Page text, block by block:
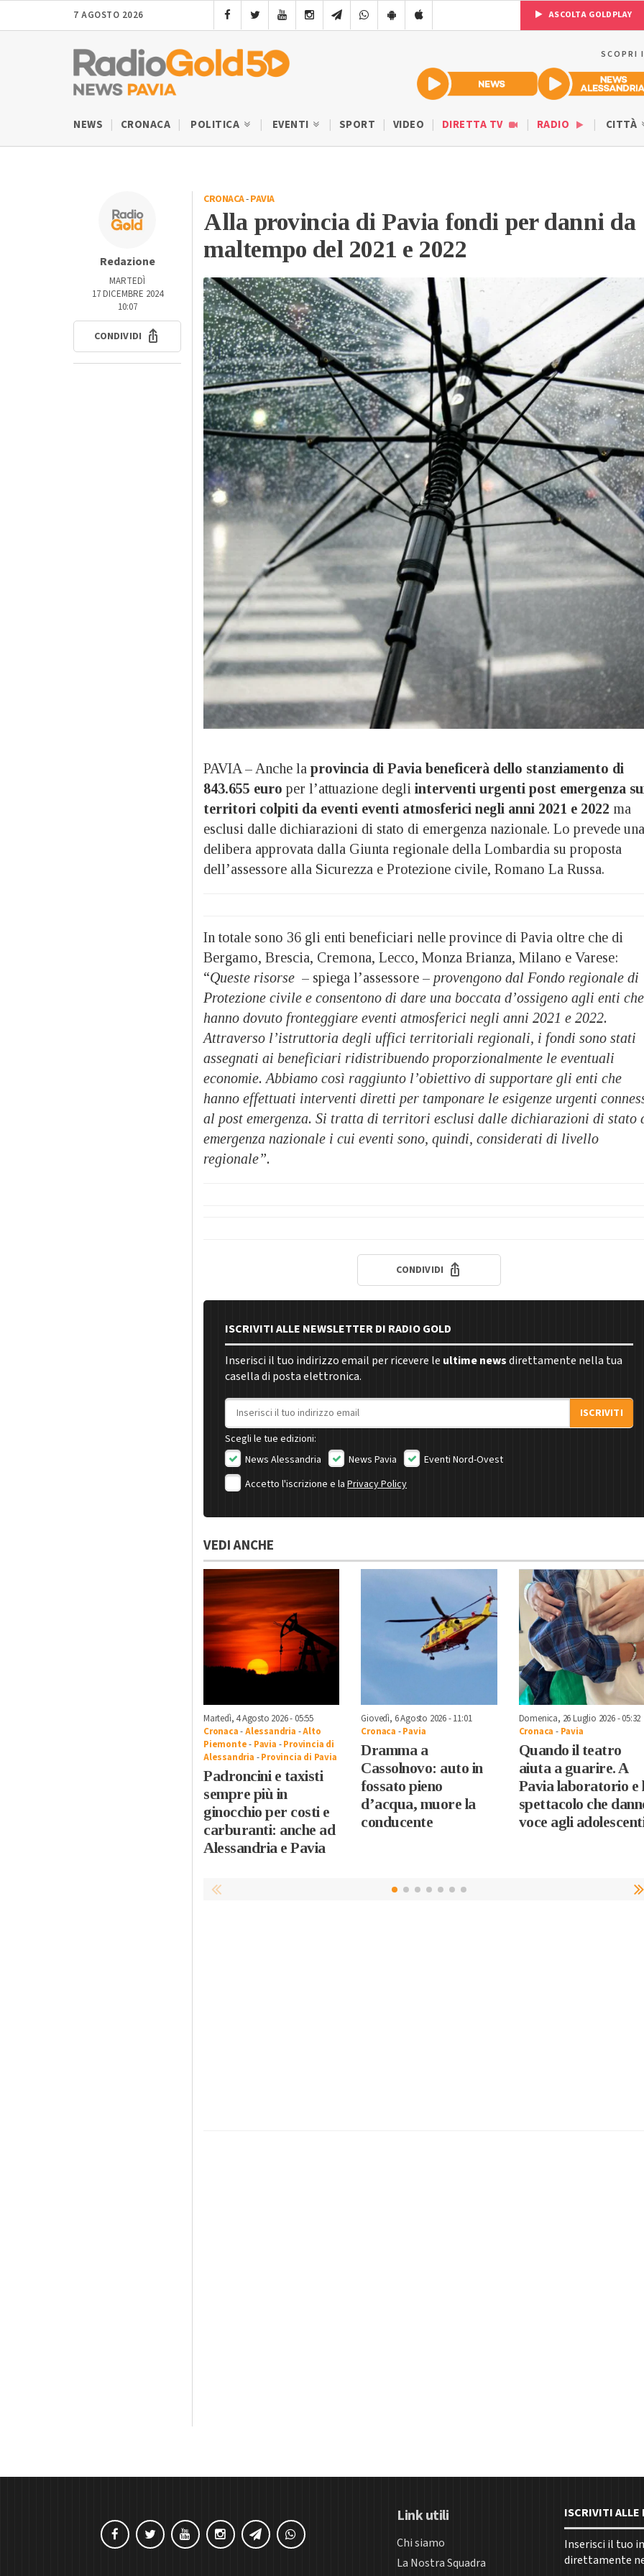
7 AGOSTO 2026 ASCOLTA GOLDPLAY
SCOPRI
NEWS CRONACA POLITICA EVENTI SPORT VIDEO DIRETTA TV RADIO CITTÀ
Redazione
MARTEDÌ
17 DICEMBRE 2024
10:07
CONDIVIDI
CRONACA-PAVIA
Alla provincia di Pavia fondi per danni da
maltempo del 2021 e 2022
PAVIA – Anche la provincia di Pavia beneficerà dello stanziamento di
843.655 euro per l’attuazione degli interventi urgenti post emergenza
territori colpiti da eventi eventi atmosferici negli anni 2021 e 2022 ma
esclusi dalle dichiarazioni di stato di emergenza nazionale. Lo prevede una
delibera approvata dalla Giunta regionale della Lombardia su proposta
dell’assessore alla Sicurezza e Protezione civile, Romano La Russa.
In totale sono 36 gli enti beneficiari nelle province di Pavia oltre che di
Bergamo, Brescia, Cremona, Lecco, Monza Brianza, Milano e Varese:
“Queste risorse – spiega l’assessore – provengono dal Fondo regionale di
Protezione civile e consentono di dare una boccata d’ossigeno agli enti che
hanno dovuto fronteggiare eventi atmosferici negli anni 2021 e 2022.
Attraverso l’istruttoria degli uffici territoriali regionali, i fondi sono stati
assegnati ai beneficiari ridistribuendo proporzionalmente le eventuali
economie. Abbiamo così raggiunto l’obiettivo di supportare gli enti che
hanno effettuati interventi diretti per tamponare le esigenze urgenti
al post emergenza. Si tratta di territori esclusi dalle dichiarazioni di stato
emergenza nazionale i cui eventi sono, quindi, considerati di livello
regionale”.
CONDIVIDI
ISCRIVITI ALLE NEWSLETTER DI RADIO GOLD
Inserisci il tuo indirizzo email per ricevere le ultime newsdirettamente nella tua
casella di posta elettronica.
Indirizzo email
ISCRIVITI
Scegli le tue edizioni:
News Alessandria
News Pavia
Eventi Nord-Ovest
Accetto l'iscrizione e la Privacy Policy
VEDI ANCHE
Martedì, 4 Agosto 2026 - 05:55
Cronaca-Alessandria -Alto
Piemonte- Pavia -Provincia di
Alessandria -Provincia di Pavia
Padroncini e taxisti
sempre più in
ginocchio per costi e
carburanti: anche ad
Alessandria e Pavia
Giovedì, 6 Agosto 2026 - 11:01
Cronaca -Pavia
Dramma a
Cassolnovo: auto in
fossato pieno
d’acqua, muore la
conducente
Domenica, 26 Luglio 2026 - 05:32
Cronaca - Pavia
Quando il teatro
aiuta a guarire. A
Pavia laboratorio e
spettacolo che
voce agli
Link utili
Chi siamo
La Nostra Squadra
ISCRIVITI ALLE
Inserisci il tuo
direttamente